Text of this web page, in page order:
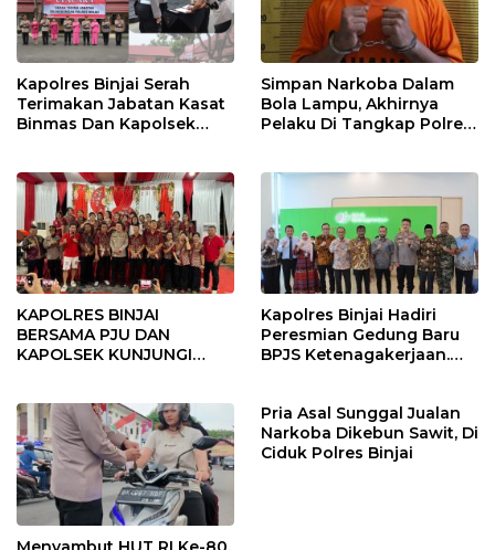
Kapolres Binjai Serah
Terimakan Jabatan Kasat
Binmas Dan Kapolsek
Simpan Narkoba Dalam
Bola Lampu, Akhirnya
Pelaku Di Tangkap Polres
KAPOLRES BINJAI
BERSAMA PJU DAN
KAPOLSEK KUNJUNGI
Kapolres Binjai Hadiri
Peresmian Gedung Baru
BPJS Ketenagakerjaan.
Pria Asal Sunggal Jualan
Narkoba Dikebun Sawit, Di
Ciduk Polres Binjai